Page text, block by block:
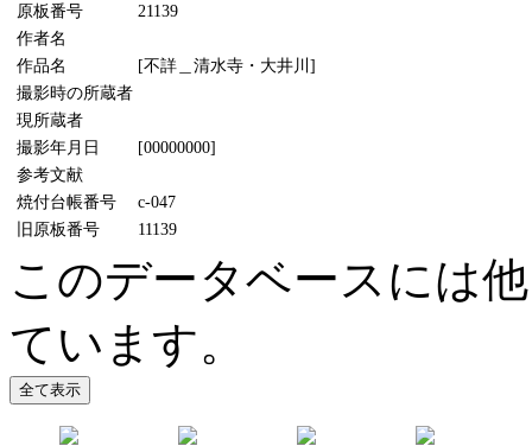
原板番号
21139
作者名
作品名
[不詳＿清水寺・大井川]
撮影時の所蔵者
現所蔵者
撮影年月日
[00000000]
参考文献
焼付台帳番号
c-047
旧原板番号
11139
このデータベースには
ています。